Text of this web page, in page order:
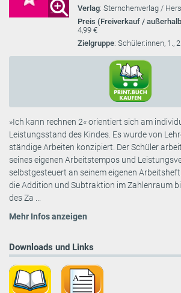
Verlag: Sternchenverlag /
Preis (Freiverkauf /
4,99 €
Zielgruppe: Schüler:innen, 1.,
»Ich kann rechnen 2« orientiert sich am
Leistungsstand des Kindes. Es wurde von
ständige Arbeiten konzipiert. Der Schüler
seines eigenen Arbeitstempos und
selbstgesteuert an seinem eigenen
die Addition und Subtraktion im Zahlenraum
des Za ...
Mehr Infos anzeigen
Downloads und Links